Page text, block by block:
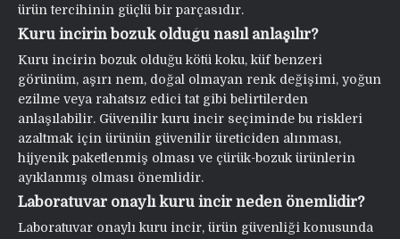
ürün tercihinin güçlü bir parçasıdır.
Kuru incirin bozuk olduğu nasıl anlaşılır?
Kuru incirin bozuk olduğu kötü koku, küf benzeri
görünüm, aşırı nem, doğal olmayan renk değişimi, yoğun
ezilme veya rahatsız edici tat gibi belirtilerden
anlaşılabilir. Güvenilir kuru incir seçiminde bu riskleri
azaltmak için ürünün güvenilir üreticiden alınması,
hijyenik paketlenmiş olması ve çürük-bozuk ürünlerin
ayıklanmış olması önemlidir.
Laboratuvar onaylı kuru incir neden önemlidir?
Laboratuvar onaylı kuru incir, ürün güvenliği konusunda